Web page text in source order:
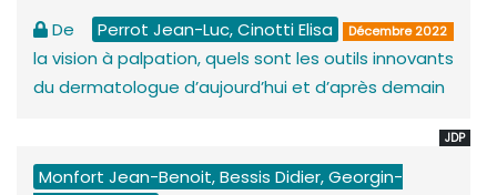
Perrot Jean-Luc, Cinotti Elisa Décembre 2022
De
la vision à palpation, quels sont les outils innovants
du dermatologue d’aujourd’hui et d’après demain
JDP
Monfort Jean-Benoit, Bessis Didier, Georgin-